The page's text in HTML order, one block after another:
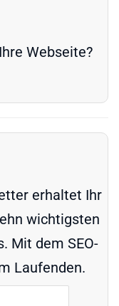
Webseite?
erhaltet Ihr
wichtigsten
Mit dem SEO-
Laufenden.